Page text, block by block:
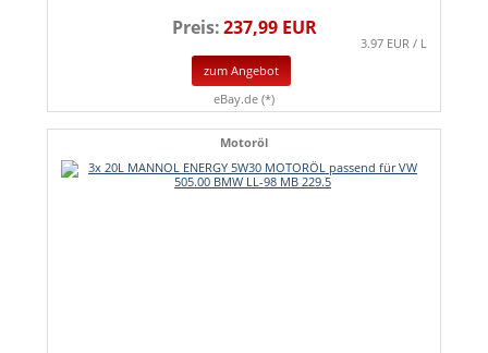
Preis:237,99 EUR
3.97 EUR / L
zum Angebot
eBay.de (*)
Motoröl